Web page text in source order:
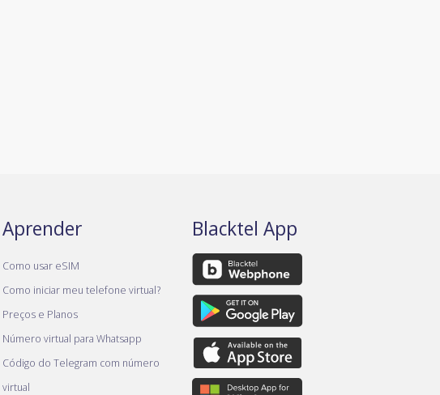
Aprender
Como usar eSIM
Como iniciar meu telefone virtual?
Preços e Planos
Número virtual para Whatsapp
Código do Telegram com número
virtual
Blacktel App